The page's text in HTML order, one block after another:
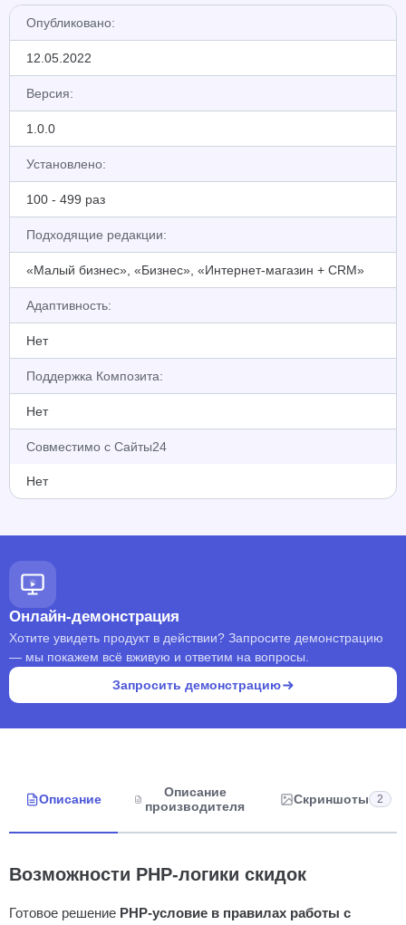
Опубликовано:
12.05.2022
Версия:
1.0.0
Установлено:
100 - 499 раз
Подходящие редакции:
«Малый бизнес», «Бизнес», «Интернет-магазин + CRM»
Адаптивность:
Нет
Поддержка Композита:
Нет
Совместимо с Сайты24
Нет
Онлайн-демонстрация
Хотите увидеть продукт в действии? Запросите демонстрацию
— мы покажем всё вживую и ответим на вопросы.
Запросить демонстрацию
Описание
Описание
производителя
Скриншоты 2
Возможности PHP-логики скидок
Готовое решение PHP-условие в правилах работы с